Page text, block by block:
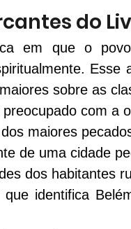
do
em que o
Esse
sobre as
com a
maiores
de uma cidade
dos habitantes
identifica